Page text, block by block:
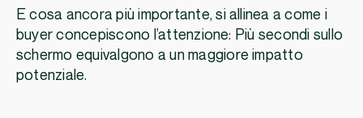
E cosa ancora più importante, si allinea a come i
buyer concepiscono l’attenzione: Più secondi sullo
schermo equivalgono a un maggiore impatto
potenziale.